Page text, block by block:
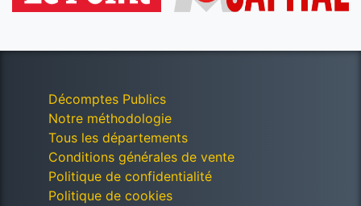
Décomptes Publics
Notre méthodologie
Tous les départements
Conditions générales de vente
Politique de confidentialité
Politique de cookies